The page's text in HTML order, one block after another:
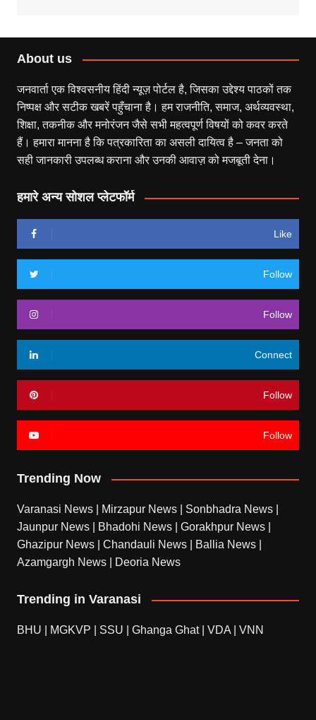
About us
जनवार्ता एक विश्वसनीय हिंदी न्यूज़ पोर्टल है, जिसका उद्देश्य पाठकों तक
निष्पक्ष और सटीक खबरें पहुँचाना है। हम राजनीति, समाज, अर्थव्यवस्था,
शिक्षा, तकनीक और मनोरंजन जैसे सभी महत्वपूर्ण विषयों को कवर करते
हैं। हमारा मानना है कि पत्रकारिता का असली दायित्व है – जनता को
सही जानकारी उपलब्ध कराना और उनकी आवाज़ को मजबूती देना।
हमारे अन्य सोशल प्लेटफॉर्म
Like
Follow
Follow
Connect
Follow
Follow
Trending Now
Varanasi News Mirzapur News Sonbhadra News
Jaunpur News
Bhadohi News Gorakhpur News
Ghazipur News
Chandauli News Ballia News
Azamgargh News
Deoria News
Trending in Varanasi
BHU MGKVP SSU Ghanga Ghat| VDA VNN